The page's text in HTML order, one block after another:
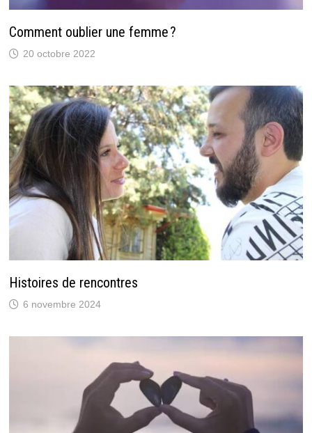
Comment oublier une femme ?
20 octobre 2022
Histoires de rencontres
6 novembre 2024